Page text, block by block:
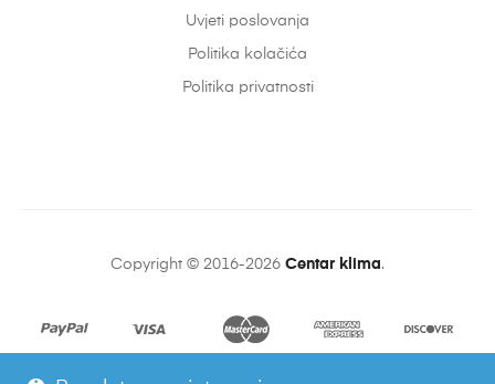
Uvjeti poslovanja
Politika kolačića
Politika privatnosti
Copyright © 2016-2026 Centar klima.